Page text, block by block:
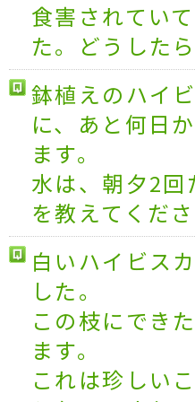
食害されてい
た。どうした
鉢植えのハイ
に、あと何日
ます。
水は、朝夕2
を教えてくだ
白いハイビス
した。
この枝にでき
ます。
これは珍しい